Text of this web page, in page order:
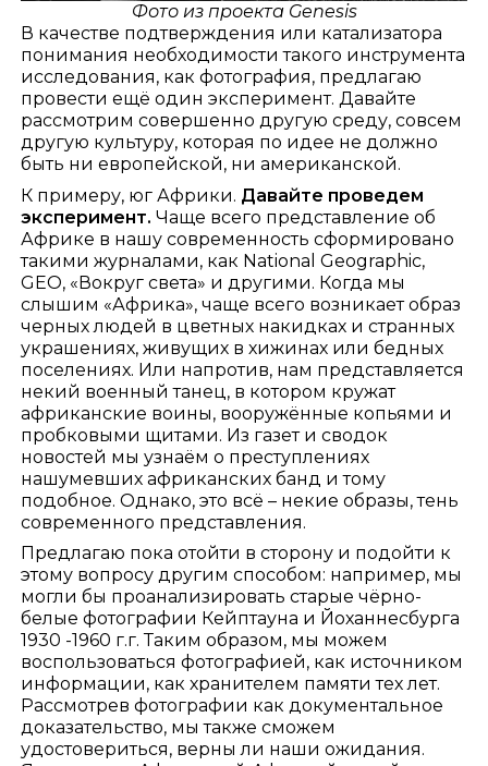
Фото из проекта Genesis
В качестве подтверждения или катализатора
понимания необходимости такого инструмента
исследования, как фотография, предлагаю
провести ещё один эксперимент. Давайте
рассмотрим совершенно другую среду, совсем
другую культуру, которая по идее не должно
быть ни европейской, ни американской.
К примеру, юг Африки. Давайте проведем
эксперимент. Чаще всего представление об
Африке в нашу современность сформировано
такими журналами, как National Geographic,
GEO, «Вокруг света» и другими. Когда мы
слышим «Африка», чаще всего возникает образ
черных людей в цветных накидках и странных
украшениях, живущих в хижинах или бедных
поселениях. Или напротив, нам представляется
некий военный танец, в котором кружат
африканские воины, вооружённые копьями и
пробковыми щитами. Из газет и сводок
новостей мы узнаём о преступлениях
нашумевших африканских банд и тому
подобное. Однако, это всё – некие образы, тень
современного представления.
Предлагаю пока отойти в сторону и подойти к
этому вопросу другим способом: например, мы
могли бы проанализировать старые чёрно-
белые фотографии Кейптауна и Йоханнесбурга
1930 -1960 г.г. Таким образом, мы можем
воспользоваться фотографией, как источником
информации, как хранителем памяти тех лет.
Рассмотрев фотографии как документальное
доказательство, мы также сможем
удостовериться, верны ли наши ожидания.